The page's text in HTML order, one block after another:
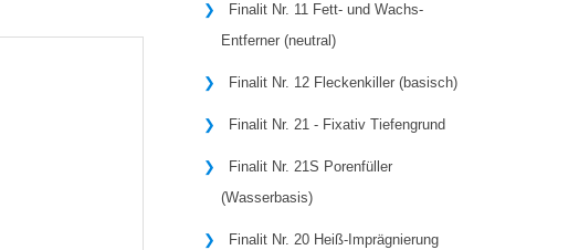
Finalit Nr. 11 Fett- und Wachs-
Entferner (neutral)
Finalit Nr. 12 Fleckenkiller (basisch)
Finalit Nr. 21 - Fixativ Tiefengrund
Finalit Nr. 21S Porenfüller
(Wasserbasis)
Finalit Nr. 20 Heiß-Imprägnierung